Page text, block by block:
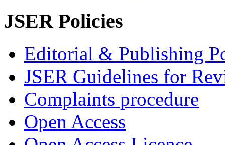
JSER Policies
Editorial & Publishing
JSER Guidelines for
Complaints procedure
Open Access